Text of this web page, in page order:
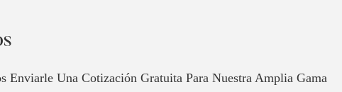
Enviarle Una Cotización Gratuita Para Nuestra Amplia Gama